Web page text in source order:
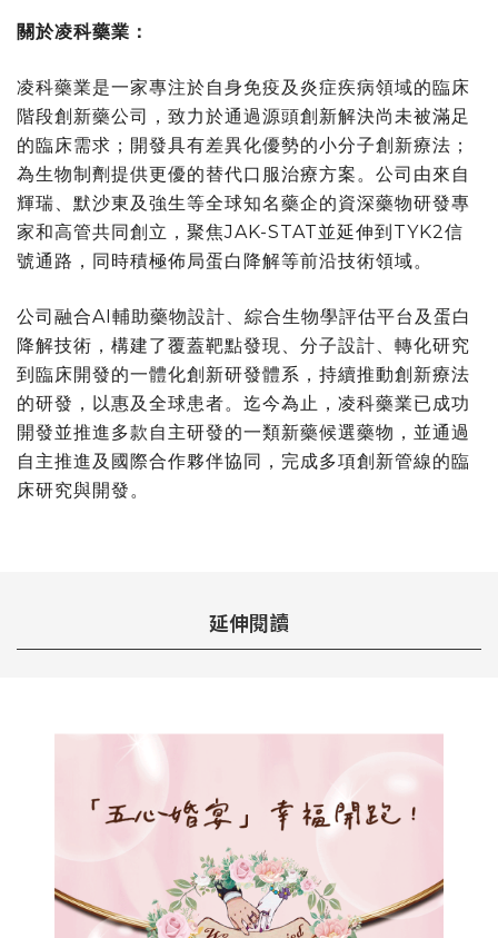
關於凌科藥業：
凌科藥業是一家專注於自身免疫及炎症疾病領域的臨床
階段創新藥公司，致力於通過源頭創新解決尚未被滿足
的臨床需求；開發具有差異化優勢的小分子創新療法；
為生物制劑提供更優的替代口服治療方案。公司由來自
輝瑞、默沙東及強生等全球知名藥企的資深藥物研發專
家和高管共同創立，聚焦JAK-STAT並延伸到TYK2信
號通路，同時積極佈局蛋白降解等前沿技術領域。
公司融合AI輔助藥物設計、綜合生物學評估平台及蛋白
降解技術，構建了覆蓋靶點發現、分子設計、轉化研究
到臨床開發的一體化創新研發體系，持續推動創新療法
的研發，以惠及全球患者。迄今為止，凌科藥業已成功
開發並推進多款自主研發的一類新藥候選藥物，並通過
自主推進及國際合作夥伴協同，完成多項創新管線的臨
床研究與開發。
延伸閱讀